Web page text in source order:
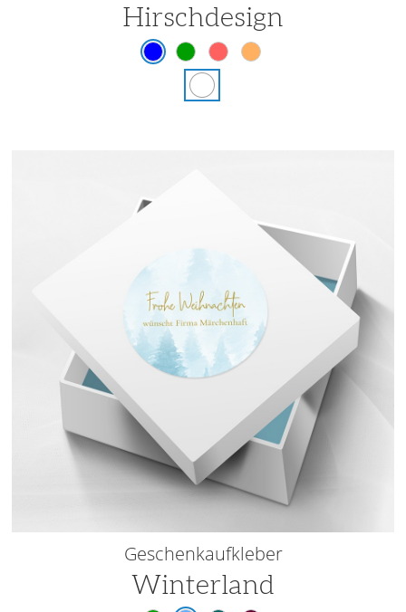
Hirschdesign
Geschenkaufkleber
Winterland